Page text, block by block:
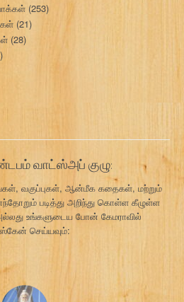
(253)
(21)
(28)
வாட்ஸ்அப் குழு:
வகுப்புகள், ஆன்மீக கதைகள், மற்றும்
படித்து அறிந்து கொள்ள கீழுள்ள
உங்களுடைய போன் கேமராவில்
செய்யவும்: